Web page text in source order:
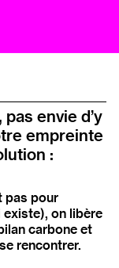
envie d’y
empreinte
:
pas pour
on libère
carbone et
rencontrer.